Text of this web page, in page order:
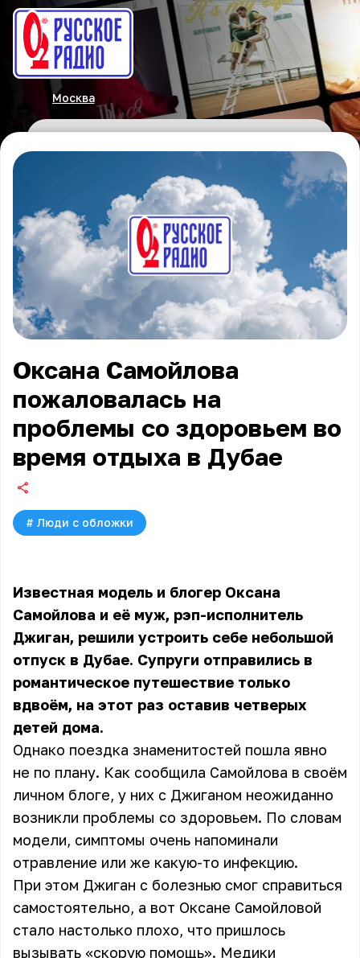
Москва
Оксана Самойлова
пожаловалась на
проблемы со здоровьем во
время отдыха в Дубае
# Люди с обложки
Известная модель и блогер Оксана
Самойлова и её муж, рэп-исполнитель
Джиган, решили устроить себе небольшой
отпуск в Дубае. Супруги отправились в
романтическое путешествие только
вдвоём, на этот раз оставив четверых
детей дома.
Однако поездка знаменитостей пошла явно
не по плану. Как сообщила Самойлова в своём
личном блоге, у них с Джиганом неожиданно
возникли проблемы со здоровьем. По словам
модели, симптомы очень напоминали
отравление или же какую-то инфекцию.
При этом Джиган с болезнью смог справиться
самостоятельно, а вот Оксане Самойловой
стало настолько плохо, что пришлось
вызывать «скорую помощь». Медики